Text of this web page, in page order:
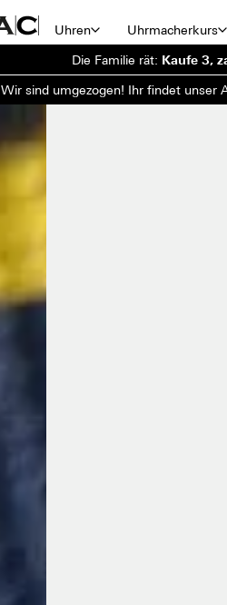
Uhren Uhrmacherkurs
Die Familie rät: Kaufe 3,
Wir sind umgezogen! Ihr findet unser